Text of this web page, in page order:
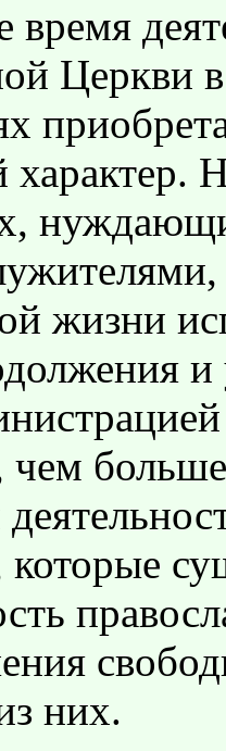
время
Церкви
характер.
жизни
и
чем
которые
них.